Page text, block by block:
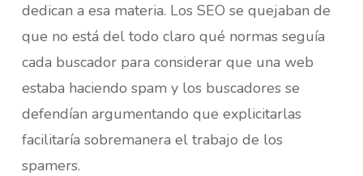
dedican a esa materia. Los SEO se quejaban de
que no está del todo claro qué normas seguía
cada buscador para considerar que una web
estaba haciendo spam y los buscadores se
defendían argumentando que explicitarlas
facilitaría sobremanera el trabajo de los
spamers.